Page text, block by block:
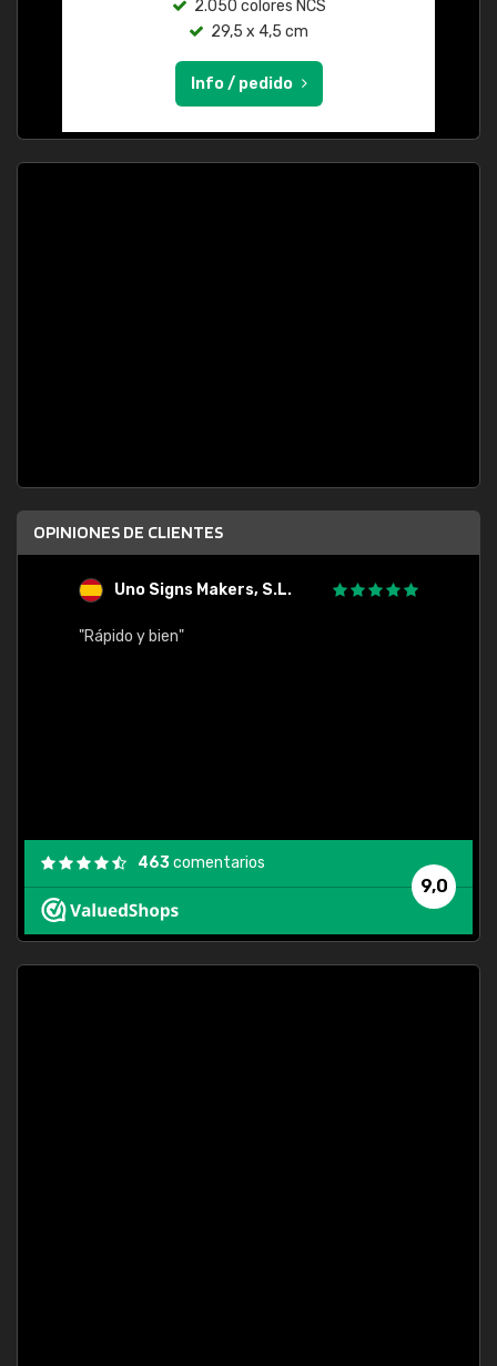
2.050 colores NCS
29,5 x 4,5 cm
Info / pedido
OPINIONES DE CLIENTES
Uno Signs Makers, S.L.
"Rápido y bien"
9,0
463comentarios